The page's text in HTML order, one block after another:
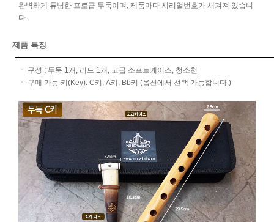
완벽하게 튜닝한 프로급 두둑이며, 제품마다 시리얼번호가 새겨져 있습니
다.
제품 특징
ㆍ 구성 : 두둑 1개, 리드 1개, 고급 소프트케이스, 청소천
ㆍ 구매 가능 키(Key): C키, A키, Bb키 (옵션에서 선택 가능합니다.)